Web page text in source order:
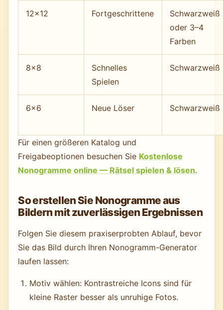
12×12 Fortgeschrittene
Schwarzweiß
oder 3–4
Farben
8×8
Schnelles
Spielen
Schwarzweiß
6×6 Neue Löser Schwarzweiß
Für einen größeren Katalog und
Freigabeoptionen besuchen Sie Kostenlose
Nonogramme online — Rätsel spielen & lösen.
So erstellen Sie Nonogramme aus
Bildern mit zuverlässigen Ergebnissen
Folgen Sie diesem praxiserprobten Ablauf, bevor
Sie das Bild durch Ihren Nonogramm-Generator
laufen lassen:
Motiv wählen: Kontrastreiche Icons sind für
kleine Raster besser als unruhige Fotos.